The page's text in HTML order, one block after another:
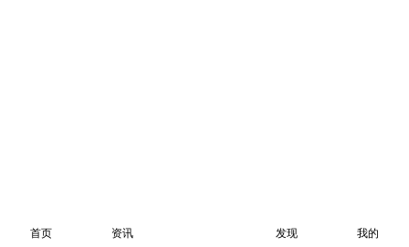
首页 资讯 发现 我的